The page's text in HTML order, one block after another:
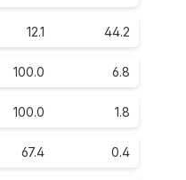
12.1 44.2
100.0 6.8
100.0 1.8
67.4 0.4